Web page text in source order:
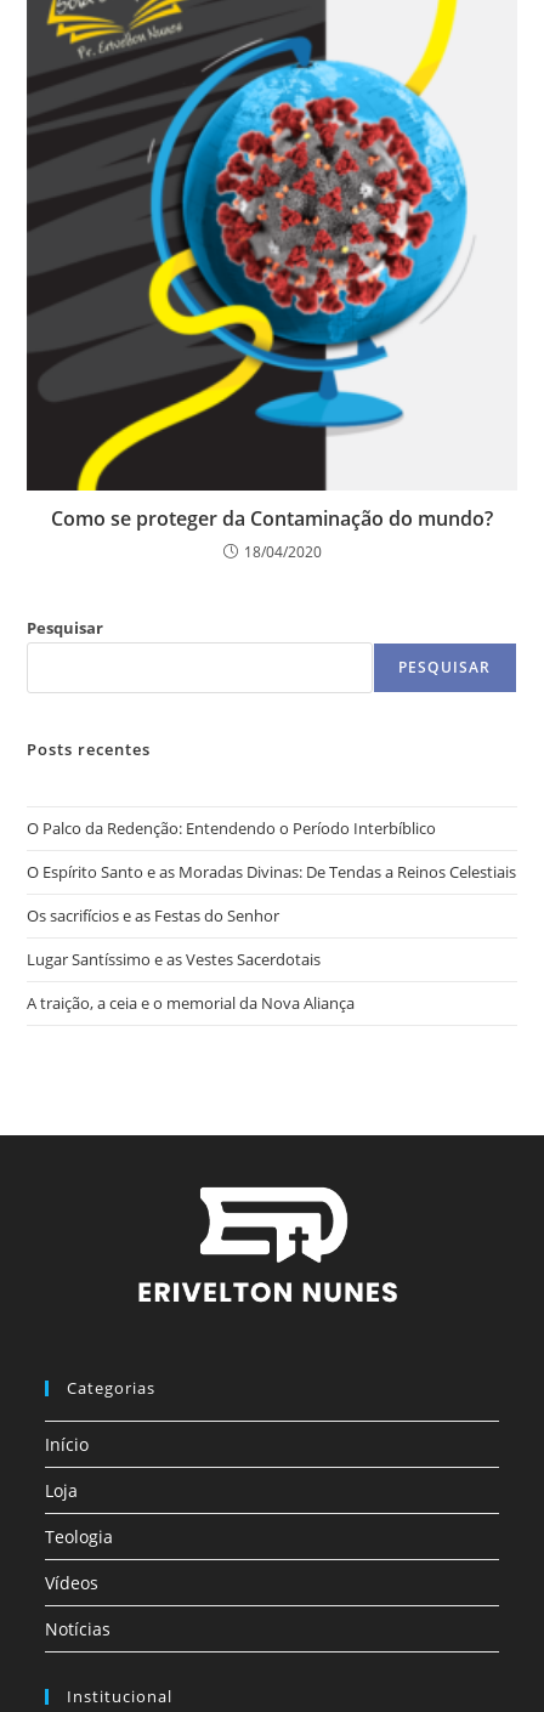
Como se proteger da Contaminação do mundo?
18/04/2020
Pesquisar
PESQUISAR
Posts recentes
O Palco da Redenção: Entendendo o Período Interbíblico
O Espírito Santo e as Moradas Divinas: De Tendas a Reinos Celestiais
Os sacrifícios e as Festas do Senhor
Lugar Santíssimo e as Vestes Sacerdotais
A traição, a ceia e o memorial da Nova Aliança
Categorias
Início
Loja
Teologia
Vídeos
Notícias
Institucional